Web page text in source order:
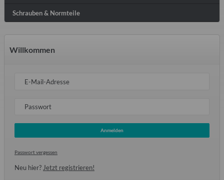
Schrauben & Normteile
Willkommen
E-Mail-Adresse
Passwort
Anmelden
Passwort vergessen
Neu hier?Jetzt registrieren!